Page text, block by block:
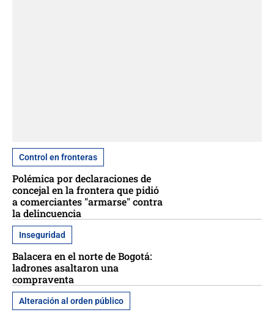
Control en fronteras
Polémica por declaraciones de
concejal en la frontera que pidió
a comerciantes "armarse" contra
la delincuencia
Inseguridad
Balacera en el norte de Bogotá:
ladrones asaltaron una
compraventa
Alteración al orden público